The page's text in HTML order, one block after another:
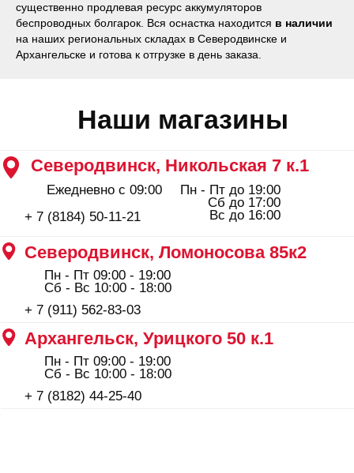
существенно продлевая ресурс аккумуляторов
беспроводных болгарок. Вся оснастка находится в наличии
на наших региональных складах в Северодвинске и
Архангельске и готова к отгрузке в день заказа.
Северодвинск, Ломоносова 85к2
Пн - Пт 09:00 - 19:00
Сб - Вс 10:00 - 18:00
+ 7 (911) 562-83-03
+ 7 (8182) 44-25-40